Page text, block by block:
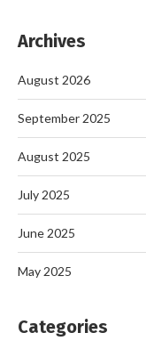
Archives
August 2026
September 2025
August 2025
July 2025
June 2025
May 2025
Categories